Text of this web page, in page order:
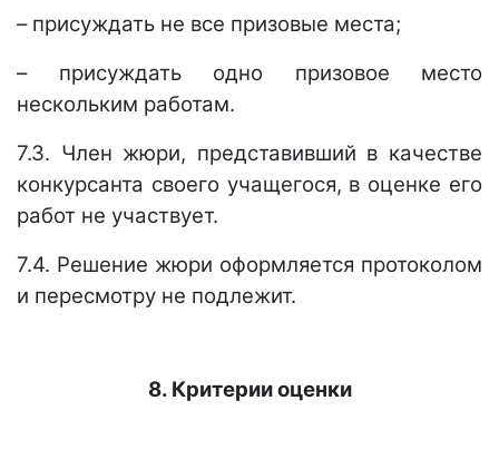
– присуждать не все призовые места;
– присуждать одно призовое место
нескольким работам.
7.3. Член жюри, представивший в качестве
конкурсанта своего учащегося, в оценке его
работ не участвует.
7.4. Решение жюри оформляется протоколом
и пересмотру не подлежит.
8. Критерии оценки